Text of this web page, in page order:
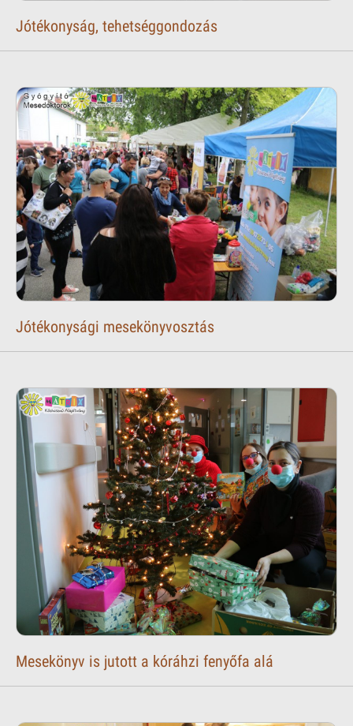
Jótékonyság, tehetséggondozás
Jótékonysági mesekönyvosztás
Mesekönyv is jutott a kóráhzi fenyőfa alá